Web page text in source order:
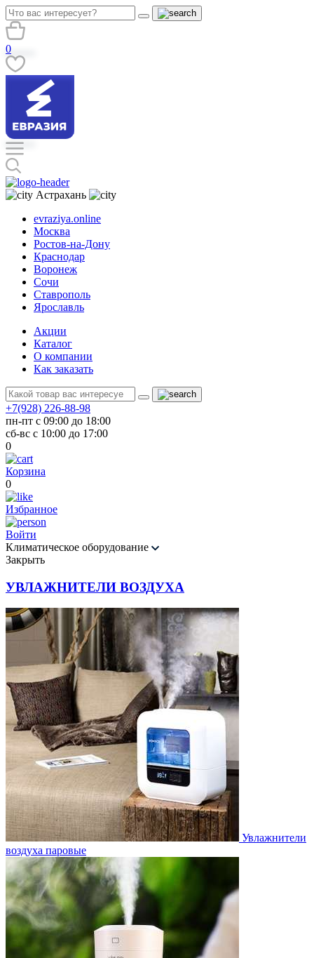
0
Астрахань
evraziya.online
Москва
Ростов-на-Дону
Краснодар
Воронеж
Сочи
Ставрополь
Ярославль
Акции
Каталог
О компании
Как заказать
+7(928) 226-88-98
пн-пт с 09:00 до 18:00
сб-вс с 10:00 до 17:00
0
Корзина
0
Избранное
Войти
Климатическое оборудование
Закрыть
УВЛАЖНИТЕЛИ ВОЗДУХА
Увлажнители
воздуха паровые